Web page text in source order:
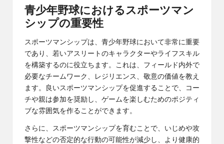
青少年野球におけるスポーツマン
シップの重要性
スポーツマンシップは、青少年野球において非常に重要
であり、若いアスリートのキャラクターやライフスキル
を構築するのに役立ちます。これは、フィールド内外で
必要なチームワーク、レジリエンス、敬意の価値を教え
ます。良いスポーツマンシップを促進することで、コー
チや親は参加を奨励し、ゲームを楽しむためのポジティ
ブな雰囲気を作ることができます。
さらに、スポーツマンシップを育むことで、いじめや攻
撃性などの否定的な行動の可能性が減少し、より健康的